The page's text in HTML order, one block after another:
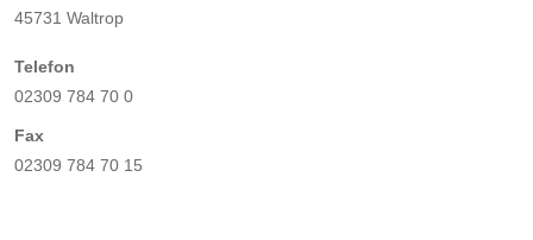
45731 Waltrop
Telefon
02309 784 70 0
Fax
02309 784 70 15